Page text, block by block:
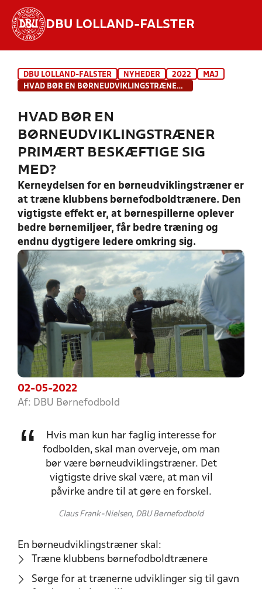
DBU LOLLAND-FALSTER
INDHOLD OG NYHEDER
DBU LOLLAND-FALSTER NYHEDER 2022
MAJ
HVAD BØR EN BØRNEUDVIKLINGSTRÆNER PRIMÆRT BESKÆFTIGE SIG MED?
HVAD BØR EN
BØRNEUDVIKLINGSTRÆNER
PRIMÆRT BESKÆFTIGE SIG
MED?
Kerneydelsen for en børneudviklingstræner er
at træne klubbens børnefodboldtrænere. Den
vigtigste effekt er, at børnespillerne oplever
bedre børnemiljøer, får bedre træning og
endnu dygtigere ledere omkring sig.
02-05-2022
Af: DBU Børnefodbold
Hvis man kun har faglig interesse for
fodbolden, skal man overveje, om man
bør være børneudviklingstræner. Det
vigtigste drive skal være, at man vil
påvirke andre til at gøre en forskel.
Claus Frank-Nielsen, DBU Børnefodbold
En børneudviklingstræner skal:
Træne klubbens børnefodboldtrænere
Sørge for at trænerne udviklinger sig til gavn